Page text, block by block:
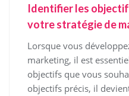
Identifier les
votre stratégie de
Lorsque vous
marketing, il est
objectifs que vous
objectifs précis, il